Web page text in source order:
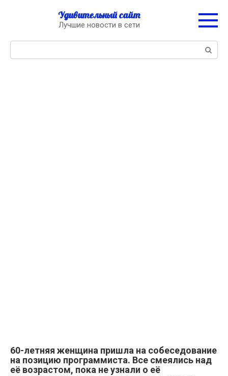
Удивительный сайт
Лучшие новости в сети
60-летняя женщина пришла на собеседование
на позицию программиста. Все смеялись над
её возрастом, пока не узнали о её